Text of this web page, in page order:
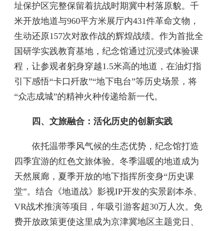
址保护区完整保留着抗战时期冀中村落原貌。千
米开放地道与960平方米展厅内431件革命文物，
生动还原157次对敌作战的辉煌战绩。作为首批全
国研学实践教育基地，纪念馆通过沉浸式体验课
程，让参观者躬身穿越1.5米高的地道，在油灯指
引下感悟“卡口歼敌”“地下电台”等历史场景，将
“众志成城”的精神火种传递给新一代。
四、文旅融合：活化历史的创新实践
依托温带季风气候的生态优势，纪念馆打造
四季宜游的红色文旅体验。冬季温暖的地道成为
天然展廊，夏季开放的地下指挥所变身“历史课
堂”。结合《地道战》影视IP开发的实景剧本杀、
VR战术推演等项目，年吸引游客超30万人次。免
费开放政策更使这里成为京津冀地区主题党日、